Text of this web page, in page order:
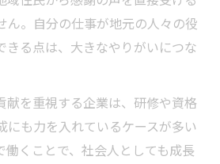
定収入を目指すポイント
築求人どちらが将来性あり？
ん。自分の仕事が地元の人々の役
きる点は、大きなやりがいにつな
献を重視する企業は、研修や資格
にも力を入れているケースが多い
働くことで、社会人としても成長